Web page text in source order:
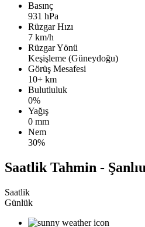
Basınç
931 hPa
Rüzgar Hızı
7 km/h
Rüzgar Yönü
Keşişleme (Güneydoğu)
Görüş Mesafesi
10+ km
Bulutluluk
0%
Yağış
0 mm
Nem
30%
Saatlik Tahmin -
Saatlik
Günlük